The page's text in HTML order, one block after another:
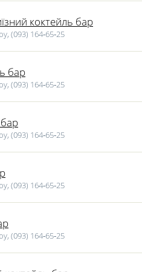
Валентина в Черкасах (день
квітковою композицією, замовити
коктейль бар
(093) 164‑65‑25
бар
(093) 164‑65‑25
(093) 164‑65‑25
(093) 164‑65‑25
(093) 164‑65‑25